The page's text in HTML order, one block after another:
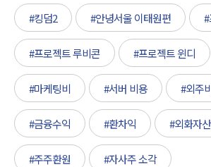
#킹덤2 #안녕서울 이태원편
#프로젝트 루비콘 #프로젝트 윈디
#마케팅비 #서버 비용 #외주
#금융수익 #환차익 #외화자
#주주환원 #자사주 소각